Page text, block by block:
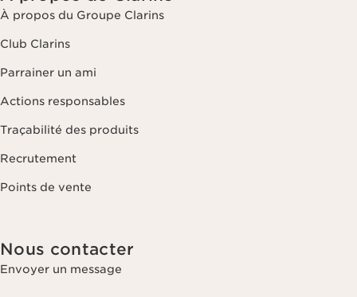
À propos du Groupe Clarins
Club Clarins
Parrainer un ami
Actions responsables
Traçabilité des produits
Recrutement
Points de vente
Nous contacter
Envoyer un message